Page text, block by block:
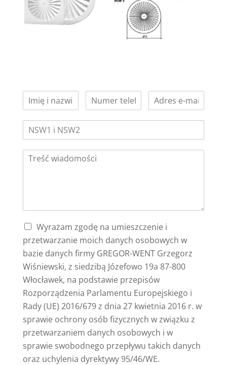
Wyrażam zgodę na umieszczenie i
przetwarzanie moich danych osobowych w
bazie danych firmy GREGOR-WENT Grzegorz
Wiśniewski, z siedzibą Józefowo 19a 87-800
Włocławek, na podstawie przepisów
Rozporządzenia Parlamentu Europejskiego i
Rady (UE) 2016/679 z dnia 27 kwietnia 2016 r. w
sprawie ochrony osób fizycznych w związku z
przetwarzaniem danych osobowych i w
sprawie swobodnego przepływu takich danych
oraz uchylenia dyrektywy 95/46/WE.